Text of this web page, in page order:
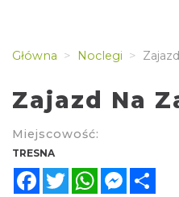
Główna Noclegi
Zajazd Na
Miejscowość:
TRESNA
FacebookTwitterWhatsApp